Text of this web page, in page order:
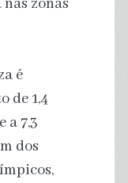
zonas
é
de 1,4
a 7,3
dos